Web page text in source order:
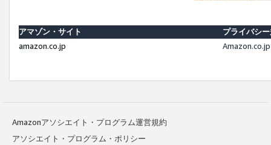
アマゾン・サイト
プライバシ
amazon.co.jp
Amazonアソシエイト・プログラム運営規約
アソシエイト・プログラム・ポリシー